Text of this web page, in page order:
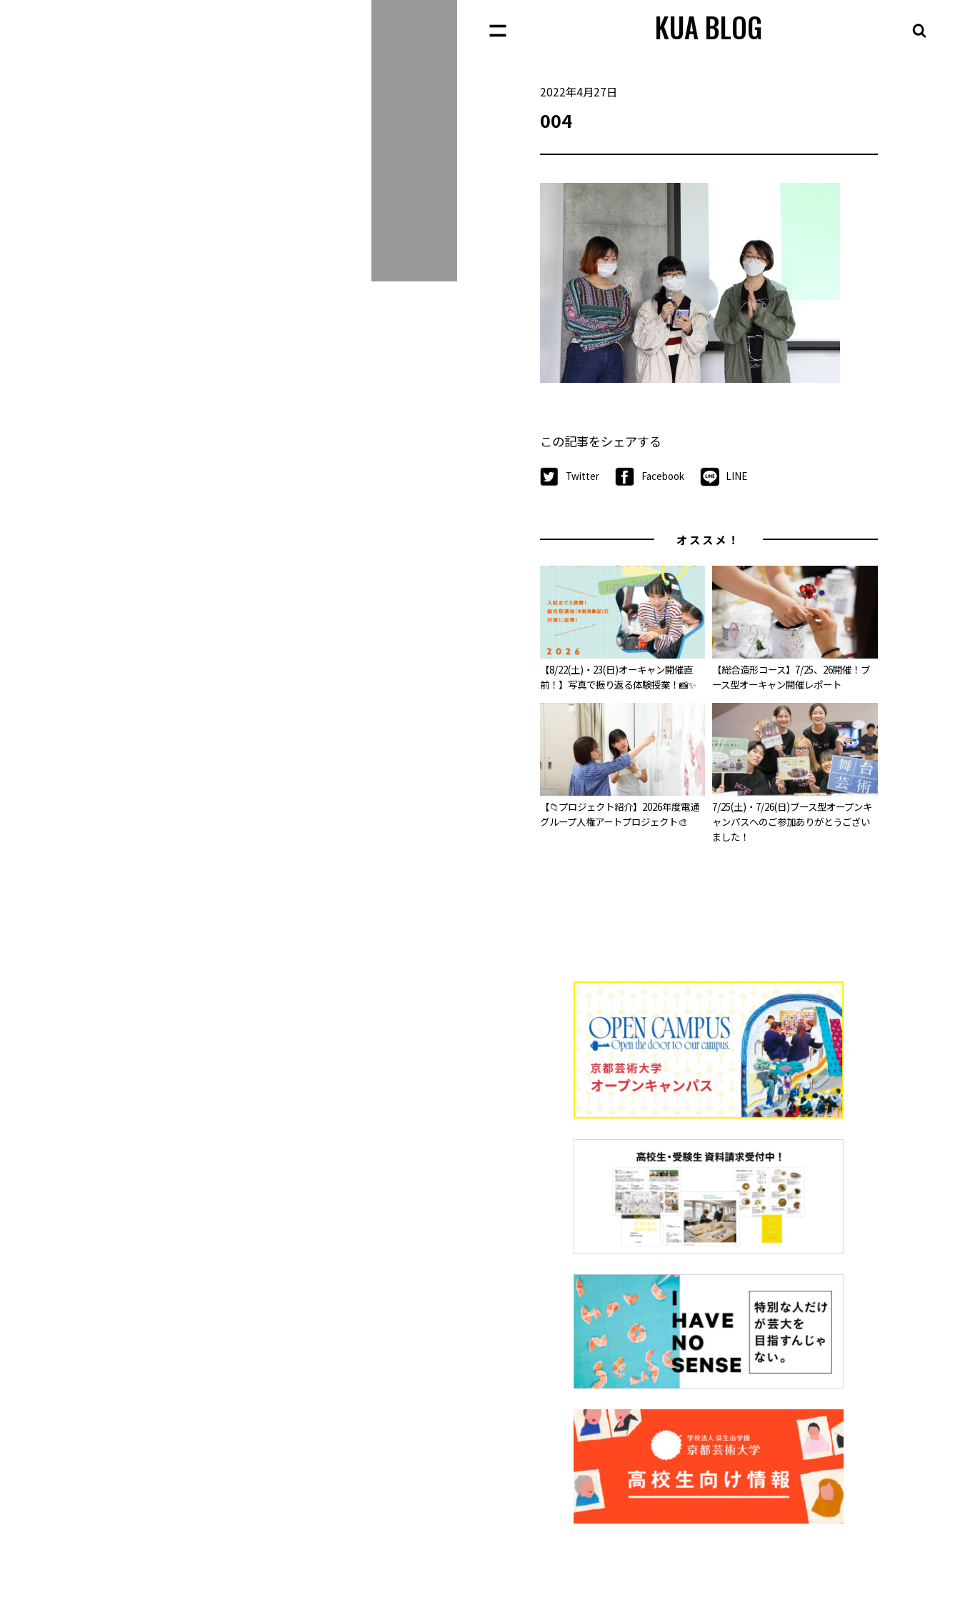
KUA BLOG
2022年4月27日
004
この記事をシェアする
Twitter Facebook LINE
オススメ！
【8/22(土)・23(日)オーキャン開催直
前！】写真で振り返る体験授業！📸✨
【総合造形コース】7/25、26開催！ブ
ース型オーキャン開催レポート
【📁プロジェクト紹介】2026年度電通
グループ人権アートプロジェクト🎨
7/25(土)・7/26(日)ブース型オープンキ
ャンパスへのご参加ありがとうござい
ました！